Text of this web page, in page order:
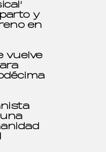
y
en
vuelve
una